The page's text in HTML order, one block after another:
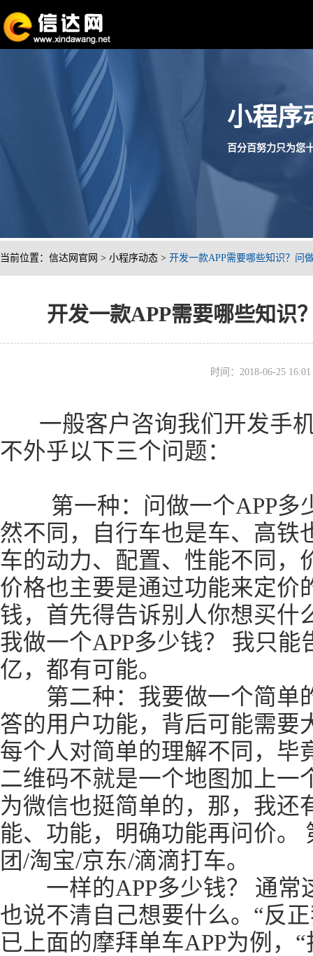
小程序
百分百努力只为您
当前位置： 信达网官网 > 小程序动态 > 开发一款APP需要哪些知识？问
开发一款APP需要哪些知识
时间：2018-06-25
一般客户咨询我们开发手机
不外乎以下三个问题：
第一种：问做一个APP多
然不同，自行车也是车、高铁
车的动力、配置、性能不同，
价格也主要是通过功能来定价
钱，首先得告诉别人你想买什
我做一个APP多少钱？ 我只
亿，都有可能。
第二种：我要做一个简单
答的用户功能，背后可能需要
每个人对简单的理解不同，毕
二维码不就是一个地图加上一
为微信也挺简单的，那，我还
能、功能，明确功能再问价。
团/淘宝/京东/滴滴打车。
一样的APP多少钱？ 通常
也说不清自己想要什么。“反
已上面的摩拜单车APP为例，